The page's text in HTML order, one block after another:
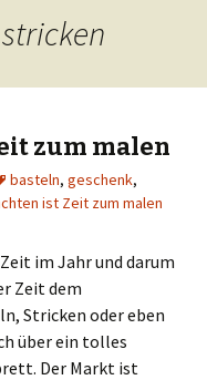
zum malen
basteln, geschenk,
ist Zeit zum malen
im Jahr und darum
Zeit dem
Stricken oder eben
über ein tolles
Der Markt ist